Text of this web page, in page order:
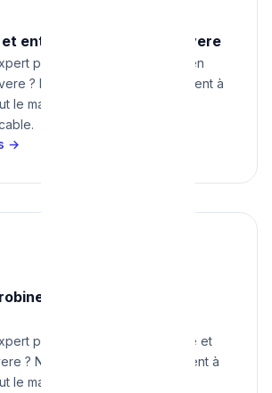
et entretien chaudière à Evere
pour dépannage et entretien
? Nous intervenons rapidement à
le matériel nécessaire pour un
→
et sanitaires à
pour réparation robinetterie et
? Nous intervenons rapidement à
le matériel nécessaire pour un